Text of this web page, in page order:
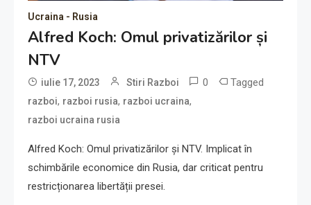
Ucraina - Rusia
Alfred Koch: Omul privatizărilor și
NTV
iulie 17, 2023 Stiri Razboi 0 Tagged
razboi, razboi rusia, razboi ucraina,
razboi ucraina rusia
Alfred Koch: Omul privatizărilor și NTV. Implicat în
schimbările economice din Rusia, dar criticat pentru
restricționarea libertății presei.